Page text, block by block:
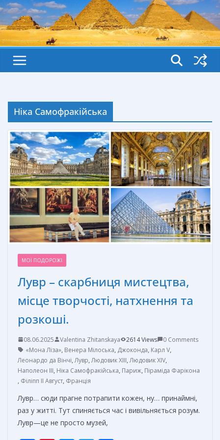
Ніка Самофракійська
МОЇ ПОДОРОЖІ
Лувр – скарбниця мистецтва,
місце творчості, натхнення та
розкоші.
08.06.2025 Valentina Zhitanskaya 2614 Views
0 Comments
«Мона Ліза», Венера Мілоська, Джоконда, Карл V,
Леонардо да Вінчі,Лувр,Людовик XIII,Людовик XIV,
Наполеон III, Ніка Самофракійська, Париж, Піраміда Фарікона
, Філіпп II Август, Франція
Лувр… сюди прагне потрапити кожен, ну… принаймні,
раз у житті. Тут спиняється час і вивільняється розум.
Лувр—це не просто музей,